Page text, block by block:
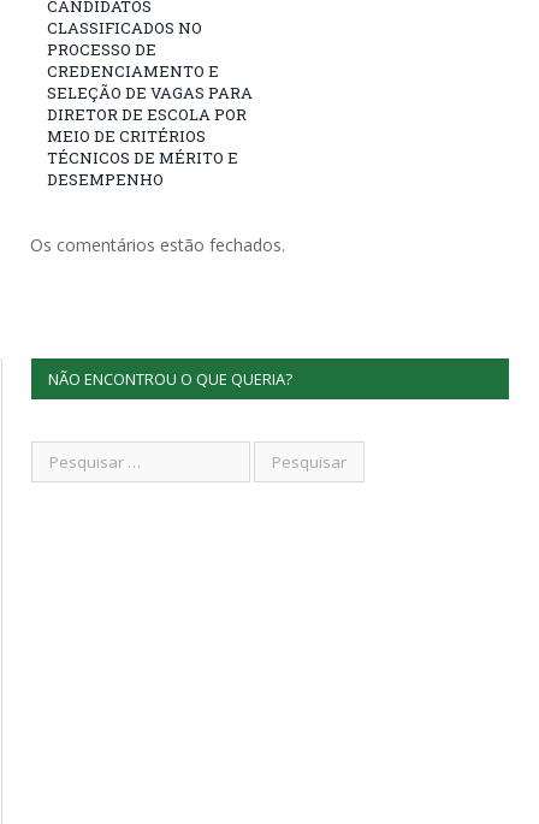
CANDIDATOS
CLASSIFICADOS NO
PROCESSO DE
CREDENCIAMENTO E
SELEÇÃO DE VAGAS PARA
DIRETOR DE ESCOLA POR
MEIO DE CRITÉRIOS
TÉCNICOS DE MÉRITO E
DESEMPENHO
Os comentários estão fechados.
NÃO ENCONTROU O QUE QUERIA?